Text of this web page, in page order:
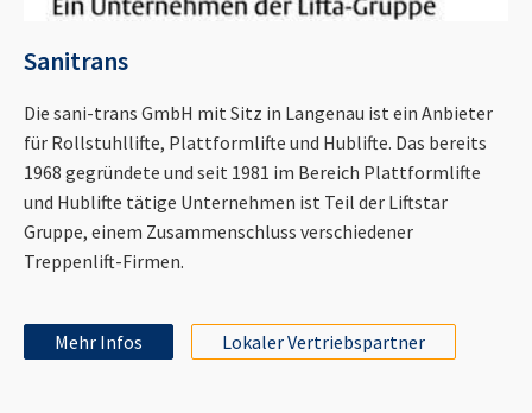
Sanitrans
Die sani-trans GmbH mit Sitz in Langenau ist ein Anbieter
für Rollstuhllifte, Plattformlifte und Hublifte. Das bereits
1968 gegründete und seit 1981 im Bereich Plattformlifte
und Hublifte tätige Unternehmen ist Teil der Liftstar
Gruppe, einem Zusammenschluss verschiedener
Treppenlift-Firmen.
Mehr Infos Lokaler Vertriebspartner